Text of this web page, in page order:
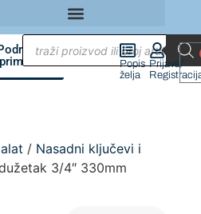
primene
Popis
želja
Prijava/
/ Nasadni ključevi i
3/4″ 330mm